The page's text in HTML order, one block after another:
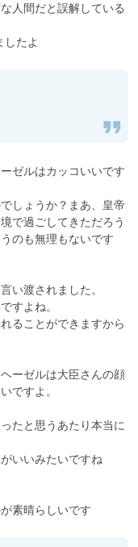
人間だと誤解している
たよ
ゼルはカッコいいです
しょうか？まあ、皇帝
で過ごしてきただろう
のも無理もないです
い渡されました。
すよね。
ることができますから
ーゼルは大臣さんの顔
ですよ。
たと思うあたり本当に
いいみたいですね
素晴らしいです